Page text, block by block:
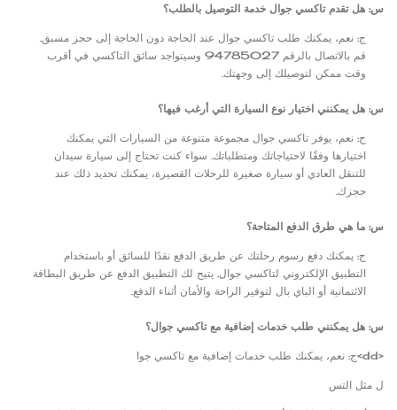
س: هل تقدم تاكسي جوال خدمة التوصيل بالطلب؟
ج: نعم، يمكنك طلب تاكسي جوال عند الحاجة دون الحاجة إلى حجز مسبق.
قم بالاتصال بالرقم 94785027 وسيتواجد سائق التاكسي في أقرب
وقت ممكن لتوصيلك إلى وجهتك.
س: هل يمكنني اختيار نوع السيارة التي أرغب فيها؟
ج: نعم، يوفر تاكسي جوال مجموعة متنوعة من السيارات التي يمكنك
اختيارها وفقًا لاحتياجاتك ومتطلباتك. سواء كنت تحتاج إلى سيارة سيدان
للتنقل العادي أو سيارة صغيرة للرحلات القصيرة، يمكنك تحديد ذلك عند
حجزك.
س: ما هي طرق الدفع المتاحة؟
ج: يمكنك دفع رسوم رحلتك عن طريق الدفع نقدًا للسائق أو باستخدام
التطبيق الإلكتروني لتاكسي جوال. يتيح لك التطبيق الدفع عن طريق البطاقة
الائتمانية أو الباي بال لتوفير الراحة والأمان أثناء الدفع.
س: هل يمكنني طلب خدمات إضافية مع تاكسي جوال؟
<dd>ج: نعم، يمكنك طلب خدمات إضافية مع تاكسي جوا
ل مثل التس